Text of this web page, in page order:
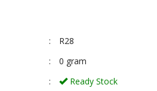
:
R28
:
0 gram
:
Ready Stock